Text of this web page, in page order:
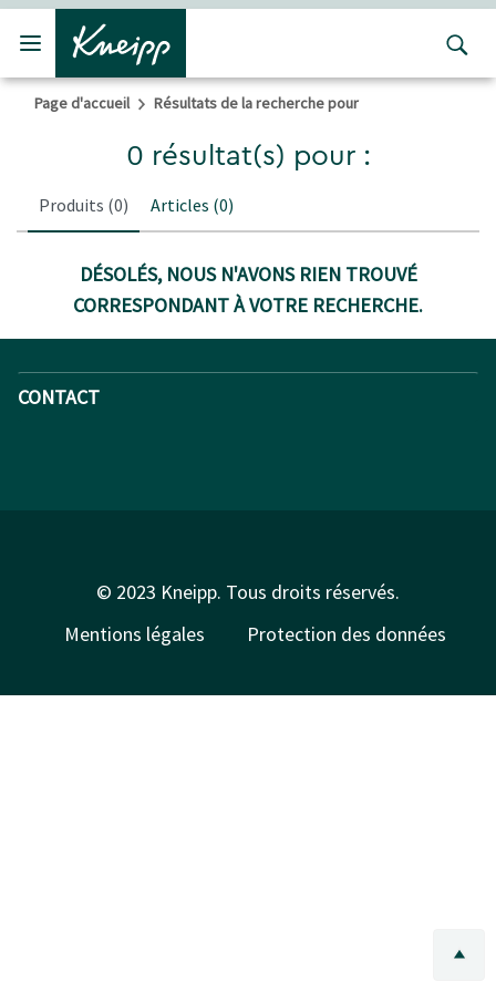
Passer au contenu principal
Passer au contenu du pied de page
Page d'accueil Résultats de la recherche pour
0 résultat(s) pour :
Produits (0) Articles (0)
DÉSOLÉS, NOUS N'AVONS RIEN TROUVÉ
CORRESPONDANT À VOTRE RECHERCHE.
CONTACT
© 2023 Kneipp. Tous droits réservés.
Mentions légales
Protection des données